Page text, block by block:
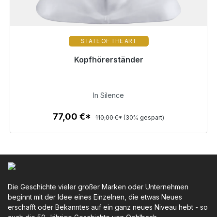
STATE OF THE ART
Kopfhörerständer
Sofort versandfertig, Lieferzeit 48h*
Zum Artikel
In Silence
77,00 €* 110,00 €* (30% gespart)
Die Geschichte vieler großer Marken oder Unternehmen
beginnt mit der Idee eines Einzelnen, die etwas Neues
erschafft oder Bekanntes auf ein ganz neues Niveau hebt - so